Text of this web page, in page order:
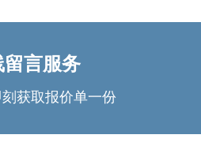
留言服务
获取报价单一份